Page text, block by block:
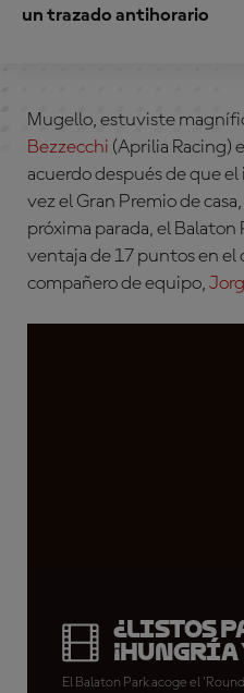
un trazado antihorario
Mugello, estuviste
Bezzecchi (Aprilia Racing)
acuerdo después de que
vez el Gran Premio de
próxima parada, el Balaton
ventaja de 17 puntos en el
compañero de equipo,
¿Listos
¡Hungría
El Balaton Park acoge el